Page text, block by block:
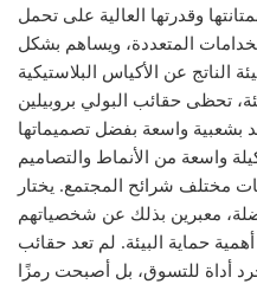
وقدرتها العالية على تحمل
المتعددة، ويساهم بشكل
تحظى حقائب البولي بروبيلين
بشعبية واسعة بفضل تصميماتها
واسعة من الأنماط والتصاميم
مختلف شرائح المجتمع. يختار
معبرين بذلك عن شخصياتهم
حماية البيئة. لم تعد حقائب
أداة للتسوق، بل أصبحت رمزًا